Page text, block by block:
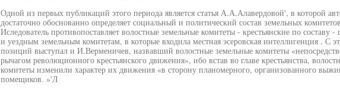
Одной из первых публикаций этого периода является статья А.А.Алавердовой', в которой
достаточно обоснованно определяет социальный и политический состав земельных
Иследователь противопоставляет волостные земельные комитеты - крестьянские по составу -
и уездным земельным комитетам, в которые входила местная эсеровская интеллигенция . С
позиций выступал и И.Верменичев, назвавший волостные земельные комитеты
рычагом революционного крестьянского движения», ибо встав во главе крестьянства,
комитеты изменили характер их движения «в сторону планомерного, организованного
помещиков. »'Л